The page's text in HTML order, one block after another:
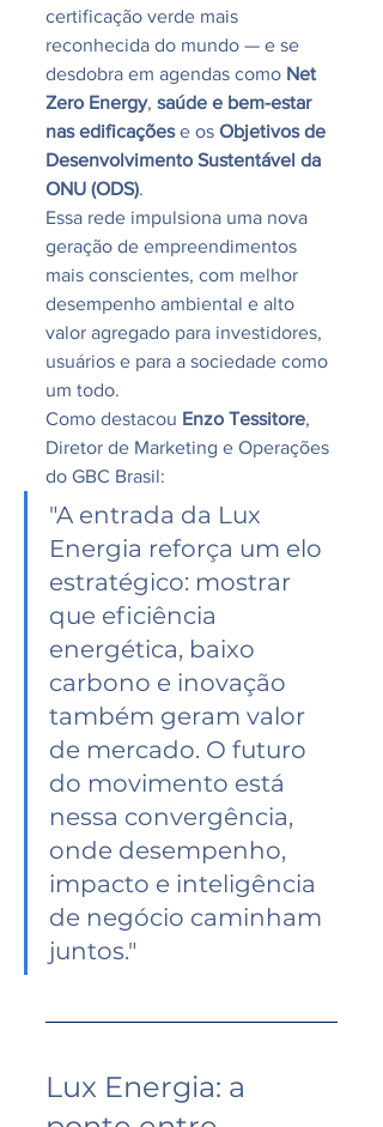
certificação verde mais
reconhecida do mundo — e se
desdobra em agendas como Net
Zero Energy, saúde e bem-estar
nas edificações e os Objetivos de
Desenvolvimento Sustentável da
ONU (ODS).
Essa rede impulsiona uma nova
geração de empreendimentos
mais conscientes, com melhor
desempenho ambiental e alto
valor agregado para investidores,
usuários e para a sociedade como
um todo.
Como destacou Enzo Tessitore,
Diretor de Marketing e Operações
do GBC Brasil:
"A entrada da Lux
Energia reforça um elo
estratégico: mostrar
que eficiência
energética, baixo
carbono e inovação
também geram valor
de mercado. O futuro
do movimento está
nessa convergência,
onde desempenho,
impacto e inteligência
de negócio caminham
juntos."
Lux Energia: a